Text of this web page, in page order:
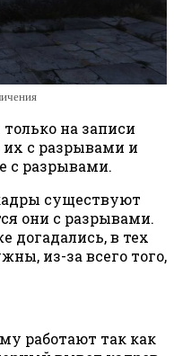
на записи
их с разрывами и
с разрывами.
существуют
они с разрывами.
догадались, в тех
из-за всего того,
работают так как